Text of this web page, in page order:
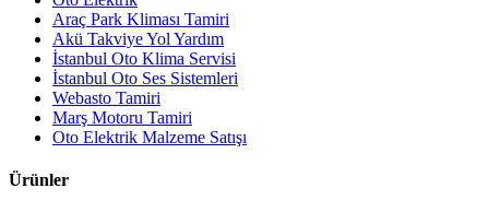
Araç Park Kliması Tamiri
Akü Takviye Yol Yardım
İstanbul Oto Klima Servisi
İstanbul Oto Ses Sistemleri
Webasto Tamiri
Marş Motoru Tamiri
Oto Elektrik Malzeme Satışı
Ürünler